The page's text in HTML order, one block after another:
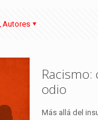
Autores
odio
Más allá del